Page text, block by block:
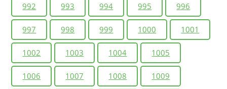
992 993 994 995 996
997 998 999 1000 1001
1002 1003 1004 1005
1006 1007 1008 1009